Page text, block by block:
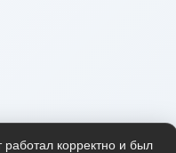
корректно и был